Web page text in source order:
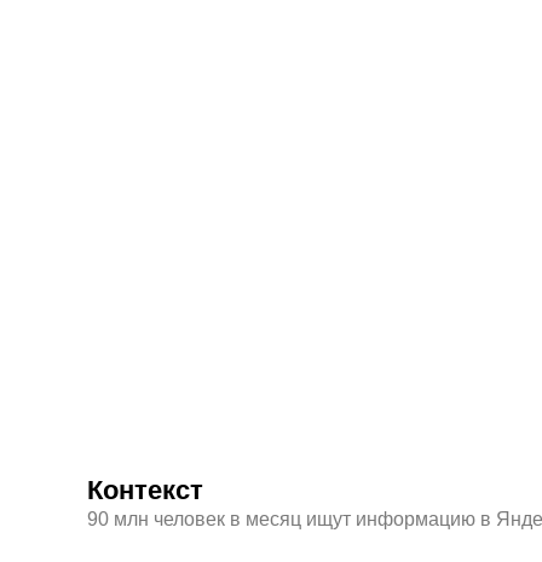
Контекст
90 млн человек в месяц ищут информацию в